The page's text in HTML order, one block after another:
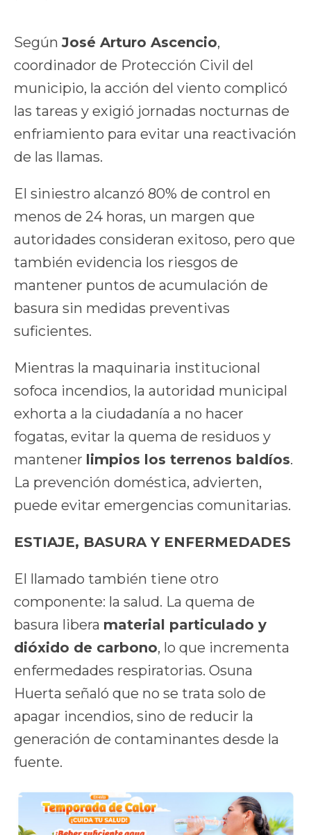
Según José Arturo Ascencio,
coordinador de Protección Civil del
municipio, la acción del viento complicó
las tareas y exigió jornadas nocturnas de
enfriamiento para evitar una reactivación
de las llamas.
El siniestro alcanzó 80% de control en
menos de 24 horas, un margen que
autoridades consideran exitoso, pero que
también evidencia los riesgos de
mantener puntos de acumulación de
basura sin medidas preventivas
suficientes.
Mientras la maquinaria institucional
sofoca incendios, la autoridad municipal
exhorta a la ciudadanía a no hacer
fogatas, evitar la quema de residuos y
mantener limpios los terrenos baldíos.
La prevención doméstica, advierten,
puede evitar emergencias comunitarias.
ESTIAJE, BASURA Y ENFERMEDADES
El llamado también tiene otro
componente: la salud. La quema de
basura libera material particulado y
dióxido de carbono, lo que incrementa
enfermedades respiratorias. Osuna
Huerta señaló que no se trata solo de
apagar incendios, sino de reducir la
generación de contaminantes desde la
fuente.